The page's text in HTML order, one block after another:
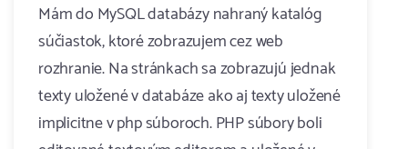
Mám do MySQL databázy nahraný katalóg
súčiastok, ktoré zobrazujem cez web
rozhranie. Na stránkach sa zobrazujú jednak
texty uložené v databáze ako aj texty uložené
implicitne v php súboroch. PHP súbory boli